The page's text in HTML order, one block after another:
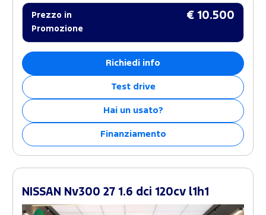
Prezzo in
Promozione
€ 10.500
Richiedi info
Test drive
Hai un usato?
Finanziamento
NISSAN Nv300 27 1.6 dci 120cv l1h1